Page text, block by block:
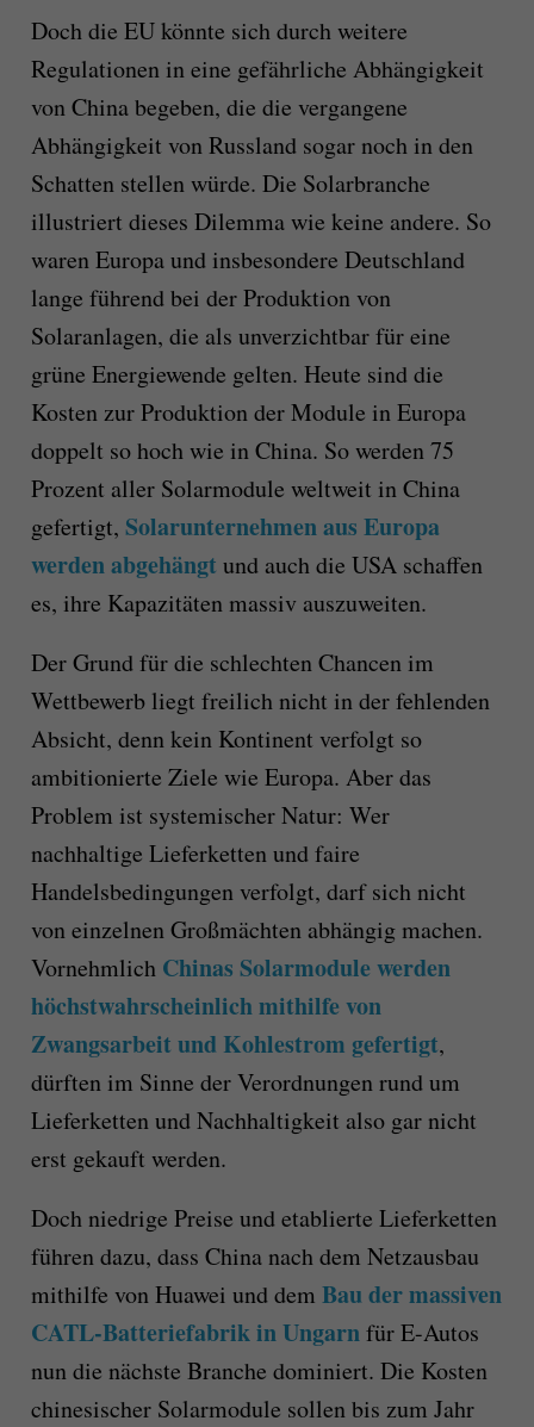
Doch die EU könnte sich durch weitere
Regulationen in eine gefährliche Abhängigkeit
von China begeben, die die vergangene
Abhängigkeit von Russland sogar noch in den
Schatten stellen würde. Die Solarbranche
illustriert dieses Dilemma wie keine andere. So
waren Europa und insbesondere Deutschland
lange führend bei der Produktion von
Solaranlagen, die als unverzichtbar für eine
grüne Energiewende gelten. Heute sind die
Kosten zur Produktion der Module in Europa
doppelt so hoch wie in China. So werden 75
Prozent aller Solarmodule weltweit in China
gefertigt, Solarunternehmen aus Europa
werden abgehängt und auch die USA schaffen
es, ihre Kapazitäten massiv auszuweiten.
Der Grund für die schlechten Chancen im
Wettbewerb liegt freilich nicht in der fehlenden
Absicht, denn kein Kontinent verfolgt so
ambitionierte Ziele wie Europa. Aber das
Problem ist systemischer Natur: Wer
nachhaltige Lieferketten und faire
Handelsbedingungen verfolgt, darf sich nicht
von einzelnen Großmächten abhängig machen.
Vornehmlich Chinas Solarmodule werden
höchstwahrscheinlich mithilfe von
Zwangsarbeit und Kohlestrom gefertigt,
dürften im Sinne der Verordnungen rund um
Lieferketten und Nachhaltigkeit also gar nicht
erst gekauft werden.
Doch niedrige Preise und etablierte Lieferketten
führen dazu, dass China nach dem Netzausbau
mithilfe von Huawei und dem Bau der massiven
CATL-Batteriefabrik in Ungarnfür E-Autos
nun die nächste Branche dominiert. Die Kosten
chinesischer Solarmodule sollen bis zum Jahr